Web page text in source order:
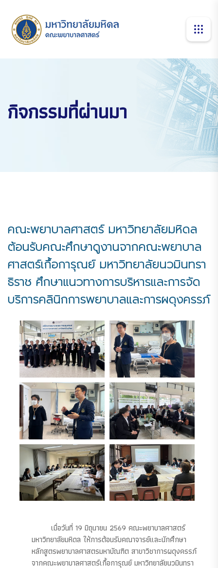
กิจกรรมที่ผ่านมา
คณะพยาบาลศาสตร์ มหาวิทยาลัยมหิดล
ต้อนรับคณะศึกษาดูงานจากคณะพยาบาล
ศาสตร์เกื้อการุณย์ มหาวิทยาลัยนวมินทรา
ธิราช ศึกษาแนวทางการบริหารและการจัด
บริการคลินิกการพยาบาลและการผดุงครรภ์
เมื่อวันที่ 19 มิถุนายน 2569 คณะพยาบาลศาสตร์
มหาวิทยาลัยมหิดล ให้การต้อนรับคณาจารย์และนักศึกษา
หลักสูตรพยาบาลศาสตรมหาบัณฑิต สาขาวิชาการผดุงครรภ์
จากคณะพยาบาลศาสตร์เกื้อการุณย์ มหาวิทยาลัยนวมินทรา